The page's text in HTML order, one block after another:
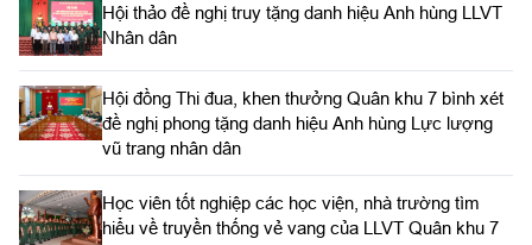
Hội thảo đề nghị truy tặng danh hiệu Anh hùng LLVT
Nhân dân
Hội đồng Thi đua, khen thưởng Quân khu 7 bình xét
đề nghị phong tặng danh hiệu Anh hùng Lực lượng
vũ trang nhân dân
Học viên tốt nghiệp các học viện, nhà trường tìm
hiểu về truyền thống vẻ vang của LLVT Quân khu 7